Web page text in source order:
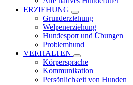
ERZIEHUNG
Grunderziehung
Welpenerziehung
Hundesport und Übungen
Problemhund
VERHALTEN
Körpersprache
Kommunikation
Persönlichkeit von Hunden